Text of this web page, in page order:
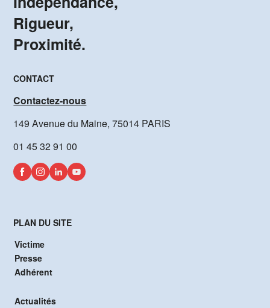
Rigueur,
Proximité.
CONTACT
Contactez-nous
149 Avenue du Maine, 75014 PARIS
01 45 32 91 00
PLAN DU SITE
Victime
Presse
Adhérent
Actualités